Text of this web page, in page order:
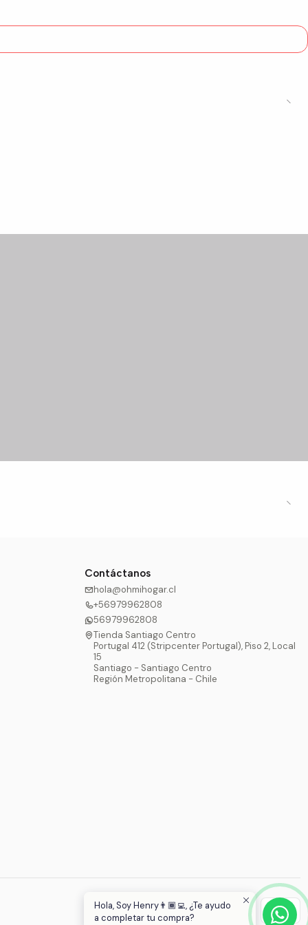
Contáctanos
hola@ohmihogar.cl
+56979962808
56979962808
Tienda Santiago Centro
Portugal 412 (Stripcenter Portugal), Piso 2, Local
15
Santiago - Santiago Centro
Región Metropolitana - Chile
Hola, Soy Henry👨🏾‍💻, ¿Te ayudo
a completar tu compra?